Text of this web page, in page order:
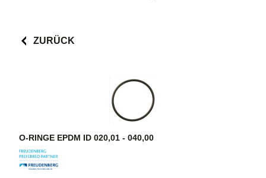
ZURÜCK
O-RINGE EPDM ID 020,01 - 040,00